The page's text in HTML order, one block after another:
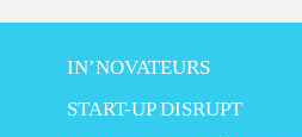
IN’NOVATEURS
START-UP DISRUPT